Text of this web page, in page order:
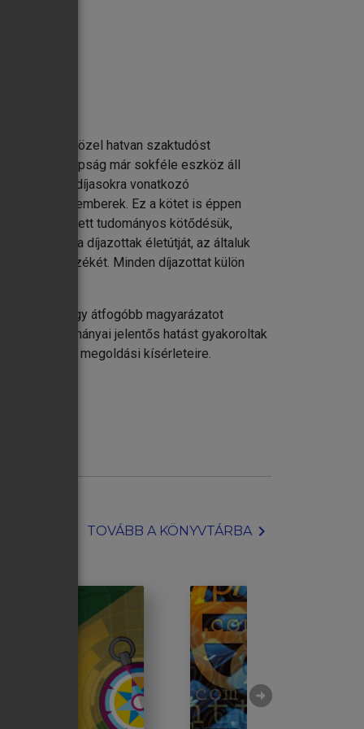
lektorálása közel hatvan szaktudóst
hogy manapság már sokféle eszköz áll
és a Nobel-díjasokra vonatkozó
olvasó emberek. Ez a kötet is éppen
tudása mellett tudományos kötődésük,
a díjazottak életútját, az általuk
jegyzékét. Minden díjazottat külön
iránt, vagy átfogóbb magyarázatot
tanulmányai jelentős hatást gyakoroltak
megoldási kísérleteire.
TOVÁBB A KÖNYVTÁRBAchevron_right
arrow_circle_right